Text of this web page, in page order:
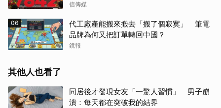
信傳媒
06
代工廠產能搬來搬去「搬了個寂寞」 筆電
品牌為何又把訂單轉回中國？
鏡報
其他人也看了
同居後才發現女友「一驚人習慣」 男子崩
潰：每天都在突破我的結界